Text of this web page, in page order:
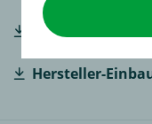
Hersteller-
Hersteller-